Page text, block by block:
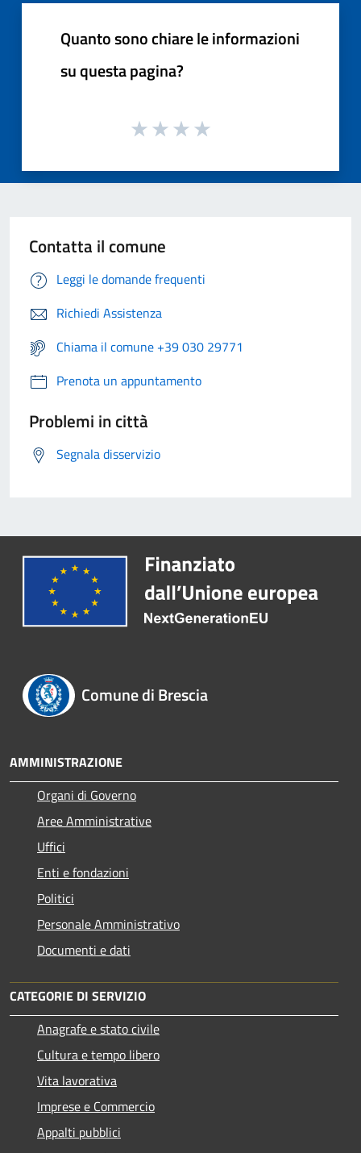
Quanto sono chiare le informazioni
su questa pagina?
Contatta il comune
Leggi le domande frequenti
Richiedi Assistenza
Chiama il comune +39 030 29771
Prenota un appuntamento
Problemi in città
Segnala disservizio
Comune di Brescia
AMMINISTRAZIONE
Organi di Governo
Aree Amministrative
Uffici
Enti e fondazioni
Politici
Personale Amministrativo
Documenti e dati
CATEGORIE DI SERVIZIO
Anagrafe e stato civile
Cultura e tempo libero
Vita lavorativa
Imprese e Commercio
Appalti pubblici